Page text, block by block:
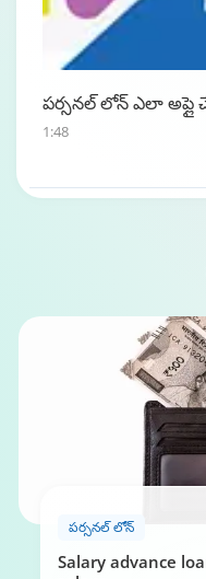
పర్సనల్ లోన్ ఎలా
1:48
టాటా క్యాపిటల్
పర్సనల్ లోన్
Salary advance